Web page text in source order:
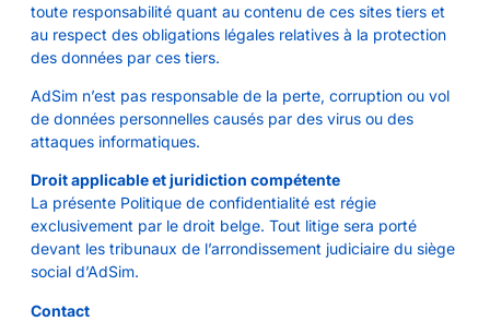
toute responsabilité quant au contenu de ces sites tiers et
au respect des obligations légales relatives à la protection
des données par ces tiers.
AdSim n’est pas responsable de la perte, corruption ou vol
de données personnelles causés par des virus ou des
attaques informatiques.
Droit applicable et juridiction compétente
La présente Politique de confidentialité est régie
exclusivement par le droit belge. Tout litige sera porté
devant les tribunaux de l’arrondissement judiciaire du siège
social d’AdSim.
Contact